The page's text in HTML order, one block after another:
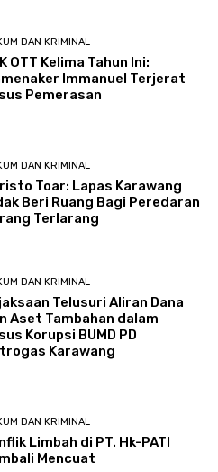
DAN KRIMINAL
OTT Kelima Tahun Ini:
Immanuel Terjerat
Pemerasan
DAN KRIMINAL
Toar: Lapas Karawang
Beri Ruang Bagi Peredaran
Terlarang
DAN KRIMINAL
Telusuri Aliran Dana
Aset Tambahan dalam
Korupsi BUMD PD
Karawang
DAN KRIMINAL
Limbah di PT. Hk-PATI
Mencuat